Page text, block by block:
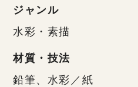
ジャンル
水彩・素描
材質・技法
鉛筆、水彩／紙